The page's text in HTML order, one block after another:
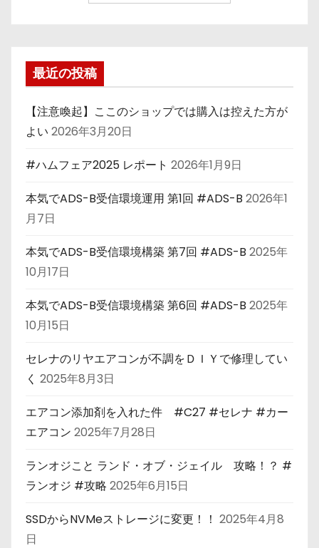
最近の投稿
【注意喚起】ここのショップでは購入は控えた方が
よい 2026年3月20日
#ハムフェア2025 レポート 2026年1月9日
本気でADS-B受信環境運用 第1回 #ADS-B 2026年1
月7日
本気でADS-B受信環境構築 第7回 #ADS-B 2025年
10月17日
本気でADS-B受信環境構築 第6回 #ADS-B 2025年
10月15日
セレナのリヤエアコンが不調をＤＩＹで修理してい
く 2025年8月3日
エアコン添加剤を入れた件 #C27 #セレナ #カー
エアコン 2025年7月28日
ランオジこと ランド・オブ・ジェイル 攻略！？ #
ランオジ #攻略 2025年6月15日
SSDからNVMeストレージに変更！！ 2025年4月8
日